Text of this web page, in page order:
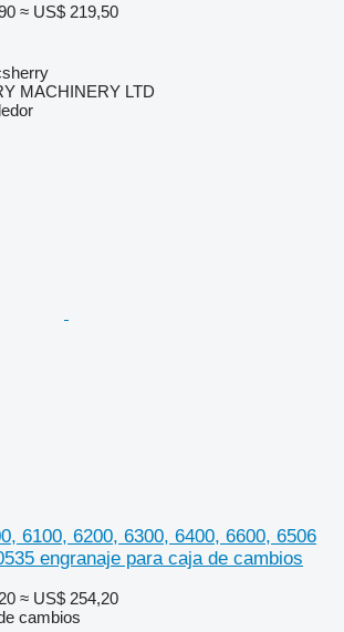
≈ US$ 219,50
MACHINERY LTD
6100, 6200, 6300, 6400, 6600, 6506
engranaje para caja de cambios
≈ US$ 254,20
cambios